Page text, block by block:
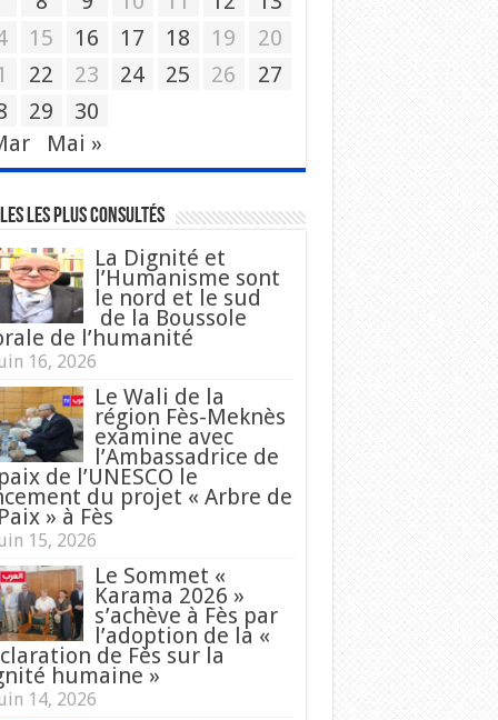
15 16 17 18 19
20
22 23 24 25 26
27
29
30
Mai »
les plus consultés
La Dignité et
l’Humanisme sont
le nord et le sud
de la Boussole
de l’humanité
16, 2026
Le Wali de la
région Fès-Meknès
examine avec
l’Ambassadrice de
de l’UNESCO le
du projet « Arbre de
» à Fès
15, 2026
Le Sommet «
Karama 2026 »
s’achève à Fès par
l’adoption de la «
de Fès sur la
humaine »
14, 2026